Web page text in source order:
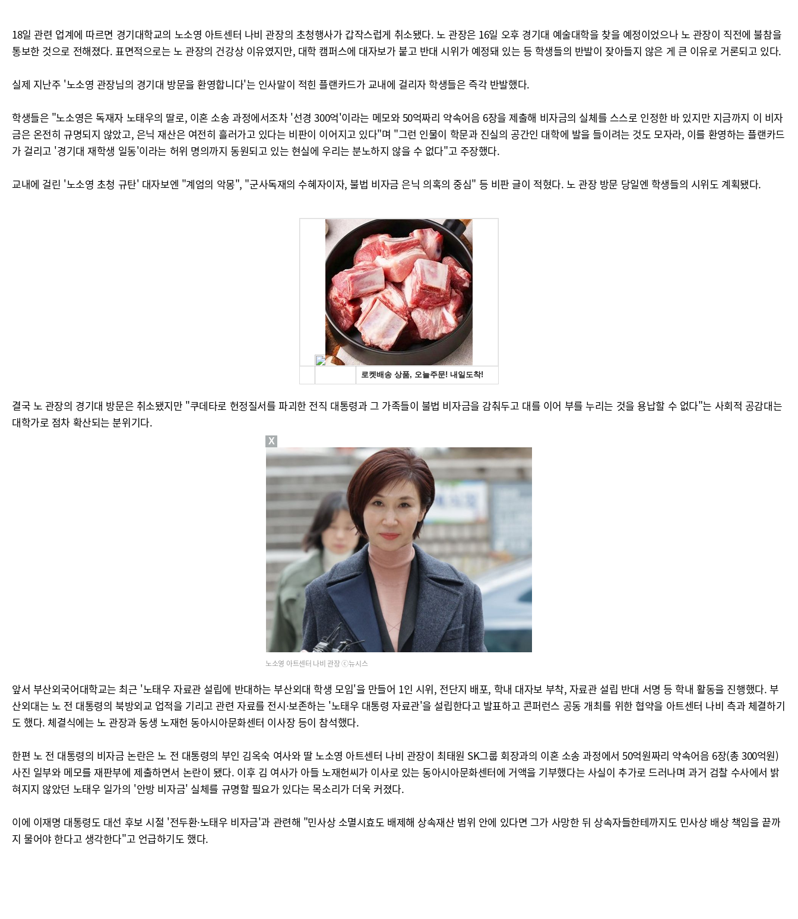
18일 관련 업계에 따르면 경기대학교의 노소영 아트센터 나비 관장의 초청행사가 갑작스럽게 취소됐다. 노 관장은 16일 오후 경기대 예술대학을 찾을 예정이었으나 노 관장이 직전에 불참을
통보한 것으로 전해졌다. 표면적으로는 노 관장의 건강상 이유였지만, 대학 캠퍼스에 대자보가 붙고 반대 시위가 예정돼 있는 등 학생들의 반발이 잦아들지 않은 게 큰 이유로 거론되고 있다.
실제 지난주 '노소영 관장님의 경기대 방문을 환영합니다'는 인사말이 적힌 플랜카드가 교내에 걸리자 학생들은 즉각 반발했다.
학생들은 "노소영은 독재자 노태우의 딸로, 이혼 소송 과정에서조차 '선경 300억'이라는 메모와 50억짜리 약속어음 6장을 제출해 비자금의 실체를 스스로 인정한 바 있지만 지금까지 이 비자
금은 온전히 규명되지 않았고, 은닉 재산은 여전히 흘러가고 있다는 비판이 이어지고 있다"며 "그런 인물이 학문과 진실의 공간인 대학에 발을 들이려는 것도 모자라, 이를 환영하는 플랜카드
가 걸리고 '경기대 재학생 일동'이라는 허위 명의까지 동원되고 있는 현실에 우리는 분노하지 않을 수 없다"고 주장했다.
교내에 걸린 '노소영 초청 규탄' 대자보엔 "계엄의 악몽", "군사독재의 수혜자이자, 불법 비자금 은닉 의혹의 중심" 등 비판 글이 적혔다. 노 관장 방문 당일엔 학생들의 시위도 계획됐다.
결국 노 관장의 경기대 방문은 취소됐지만 "쿠데타로 헌정질서를 파괴한 전직 대통령과 그 가족들이 불법 비자금을 감춰두고 대를 이어 부를 누리는 것을 용납할 수 없다"는 사회적 공감대는
대학가로 점차 확산되는 분위기다.
노소영 아트센터 나비 관장 ⓒ뉴시스
앞서 부산외국어대학교는 최근 '노태우 자료관 설립에 반대하는 부산외대 학생 모임'을 만들어 1인 시위, 전단지 배포, 학내 대자보 부착, 자료관 설립 반대 서명 등 학내 활동을 진행했다. 부
산외대는 노 전 대통령의 북방외교 업적을 기리고 관련 자료를 전시·보존하는 '노태우 대통령 자료관'을 설립한다고 발표하고 콘퍼런스 공동 개최를 위한 협약을 아트센터 나비 측과 체결하기
도 했다. 체결식에는 노 관장과 동생 노재헌 동아시아문화센터 이사장 등이 참석했다.
한편 노 전 대통령의 비자금 논란은 노 전 대통령의 부인 김옥숙 여사와 딸 노소영 아트센터 나비 관장이 최태원 SK그룹 회장과의 이혼 소송 과정에서 50억원짜리 약속어음 6장(총 300억원)
사진 일부와 메모를 재판부에 제출하면서 논란이 됐다. 이후 김 여사가 아들 노재헌씨가 이사로 있는 동아시아문화센터에 거액을 기부했다는 사실이 추가로 드러나며 과거 검찰 수사에서 밝
혀지지 않았던 노태우 일가의 '안방 비자금' 실체를 규명할 필요가 있다는 목소리가 더욱 커졌다.
이에 이재명 대통령도 대선 후보 시절 '전두환·노태우 비자금'과 관련해 "민사상 소멸시효도 배제해 상속재산 범위 안에 있다면 그가 사망한 뒤 상속자들한테까지도 민사상 배상 책임을 끝까
지 물어야 한다고 생각한다"고 언급하기도 했다.
X